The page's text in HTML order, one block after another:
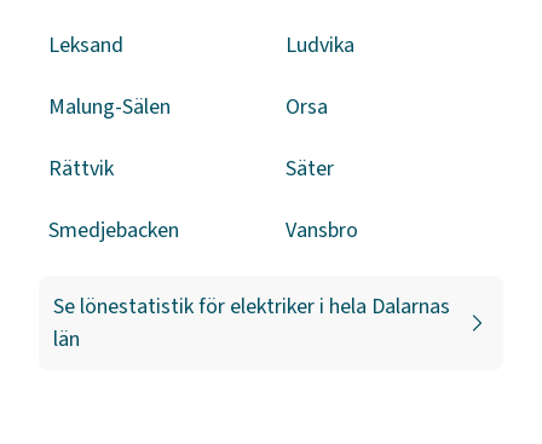
Leksand Ludvika
Malung-Sälen Orsa
Rättvik Säter
Smedjebacken Vansbro
Se lönestatistik för elektriker i hela Dalarnas
län